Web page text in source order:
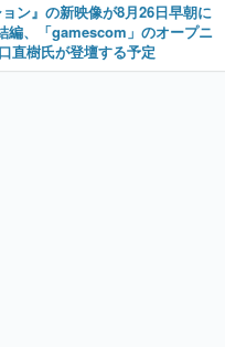
ン』の新映像が8月26日早朝に
編、「gamescom」のオープニ
直樹氏が登壇する予定